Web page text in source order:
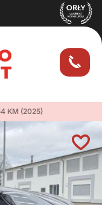
KM (2025)